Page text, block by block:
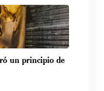
un principio de